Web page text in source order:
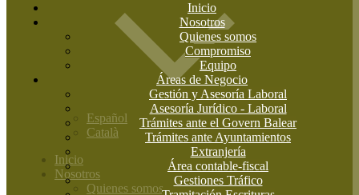
Inicio
Nosotros
Quienes somos
Compromiso
Equipo
Áreas de Negocio
Gestión y Asesoría Laboral
Asesoría Jurídico - Laboral
Trámites ante el Govern Balear
Trámites ante Ayuntamientos
Extranjería
Área contable-fiscal
Gestiones Tráfico
Español
Català
Inicio
Nosotros
Quienes somos